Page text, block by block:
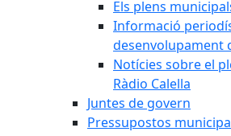
Els plens
Informació
desenvolupament
Notícies sobre el
Ràdio Calella
Juntes de govern
Pressupostos